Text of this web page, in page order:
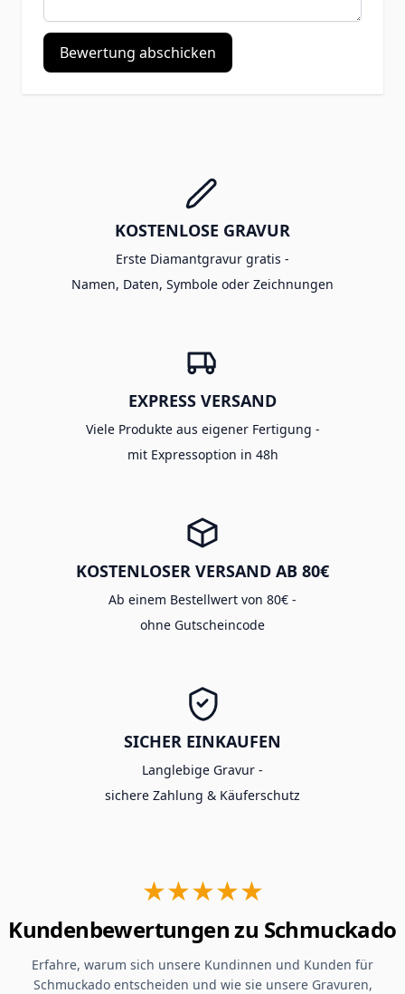
Bewertung abschicken
KOSTENLOSE GRAVUR
Erste Diamantgravur gratis -
Namen, Daten, Symbole oder Zeichnungen
EXPRESS VERSAND
Viele Produkte aus eigener Fertigung -
mit Expressoption in 48h
KOSTENLOSER VERSAND AB 80€
Ab einem Bestellwert von 80€ -
ohne Gutscheincode
SICHER EINKAUFEN
Langlebige Gravur -
sichere Zahlung & Käuferschutz
★★★★★
Kundenbewertungen zu Schmuckado
Erfahre, warum sich unsere Kundinnen und Kunden für
Schmuckado entscheiden und wie sie unsere Gravuren,